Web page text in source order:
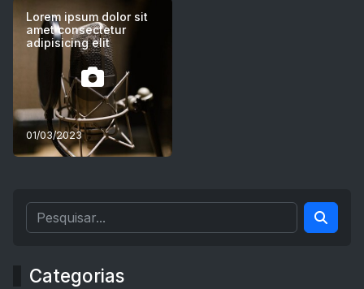
Lorem ipsum dolor sit
amet consectetur
adipisicing elit
01/03/2023
Categorias